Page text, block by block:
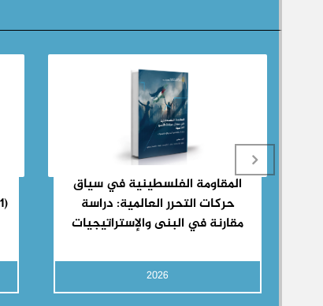
المقاومة الفلسطينية في سياق
حركات التحرر العالمية: دراسة
مقارنة في البنى والإستراتيجيات
2026